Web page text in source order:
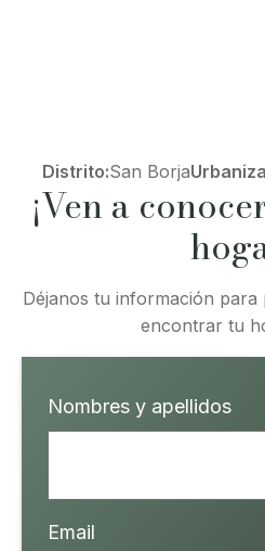
Distrito:San Borja
¡Ven a
Déjanos tu información
encontrar tu
Nombres y apellidos
Email